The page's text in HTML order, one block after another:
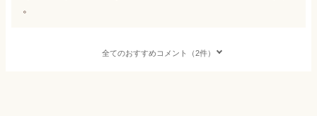
。
全てのおすすめコメント（2件）